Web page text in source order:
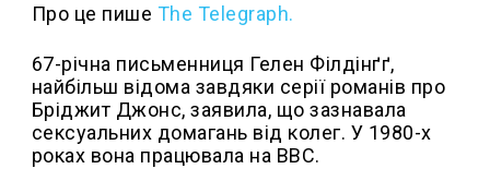
Про це пише The Telegraph.
67-річна письменниця Гелен Філдінґґ,
найбільш відома завдяки серії романів про
Бріджит Джонс, заявила, що зазнавала
сексуальних домагань від колег. У 1980-х
роках вона працювала на BBC.